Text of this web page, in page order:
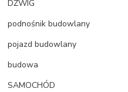
DŹWIG
podnośnik budowlany
pojazd budowlany
budowa
SAMOCHÓD